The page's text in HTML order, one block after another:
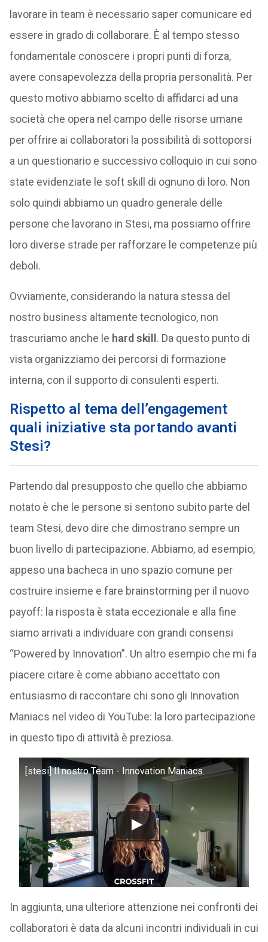
lavorare in team è necessario saper comunicare ed
essere in grado di collaborare. È al tempo stesso
fondamentale conoscere i propri punti di forza,
avere consapevolezza della propria personalità. Per
questo motivo abbiamo scelto di affidarci ad una
società che opera nel campo delle risorse umane
per offrire ai collaboratori la possibilità di sottoporsi
a un questionario e successivo colloquio in cui sono
state evidenziate le soft skill di ognuno di loro. Non
solo quindi abbiamo un quadro generale delle
persone che lavorano in Stesi, ma possiamo offrire
loro diverse strade per rafforzare le competenze più
deboli.
Ovviamente, considerando la natura stessa del
nostro business altamente tecnologico, non
trascuriamo anche le hard skill . Da questo punto di
vista organizziamo dei percorsi di formazione
interna, con il supporto di consulenti esperti.
Rispetto al tema dell’engagement
quali iniziative sta portando avanti
Stesi?
Partendo dal presupposto che quello che abbiamo
notato è che le persone si sentono subito parte del
team Stesi, devo dire che dimostrano sempre un
buon livello di partecipazione. Abbiamo, ad esempio,
appeso una bacheca in uno spazio comune per
costruire insieme e fare brainstorming per il nuovo
payoff: la risposta è stata eccezionale e alla fine
siamo arrivati a individuare con grandi consensi
“Powered by Innovation”. Un altro esempio che mi fa
piacere citare è come abbiano accettato con
entusiasmo di raccontare chi sono gli Innovation
Maniacs nel video di YouTube: la loro partecipazione
in questo tipo di attività è preziosa.
[stesi] Il nostro Team - Innovation Maniacs
In aggiunta, una ulteriore attenzione nei confronti dei
collaboratori è data da alcuni incontri individuali in cui